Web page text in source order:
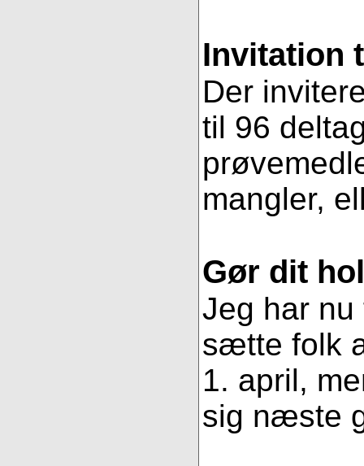
Invitation
Der
til 96
mangler,
Gør dit
Jeg har
sætte folk
1. april,
sig næste